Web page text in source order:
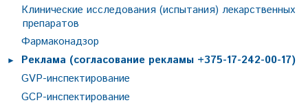
Клинические исследования (испытания) лекарственных
препаратов
Фармаконадзор
Реклама (согласование рекламы +375-17-242-00-17)
GVP-инспектирование
GCP-инспектирование